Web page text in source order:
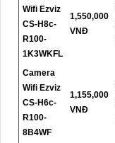
Wifi Ezviz
CS-H8c-
R100-
1K3WKFL
1,550,000
VNĐ
Camera
Wifi Ezviz
CS-H6c-
R100-
8B4WF
1,155,000
VNĐ